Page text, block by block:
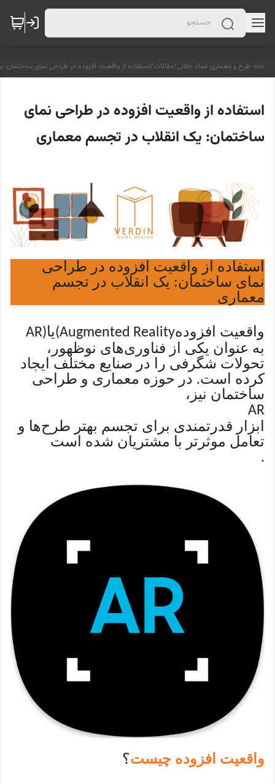
خانه طرح و معماری عماد جلالی/مقالات/استفاده از واقعیت افزوده در طراحی نمای
استفاده از واقعیت افزوده در طراحی نمای
ساختمان: یک انقلاب در تجسم معماری
استفاده از واقعیت افزوده در طراحی
نمای ساختمان: یک انقلاب در تجسم
معماری
واقعیت افزوده(Augmented RealityیاAR)
به عنوان یکی از فناوری‌های نوظهور،
تحولات شگرفی را در صنایع مختلف ایجاد
کرده است. در حوزه معماری و طراحی
ساختمان نیز،
AR
ابزار قدرتمندی برای تجسم بهتر طرح‌ها و
تعامل موثرتر با مشتریان شده است
.
واقعیت افزوده چیست؟